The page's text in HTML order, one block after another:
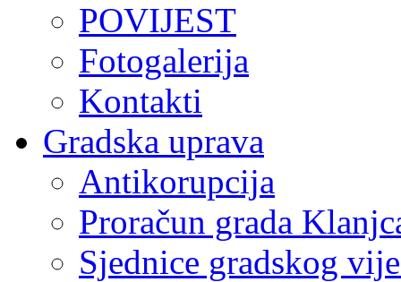
POVIJEST
Fotogalerija
Kontakti
Gradska uprava
Antikorupcija
Proračun grada
Sjednice gradskog